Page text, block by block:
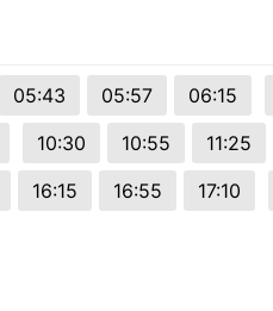
05:43 05:57 06:15
10:30 10:55 11:25
16:15 16:55 17:10